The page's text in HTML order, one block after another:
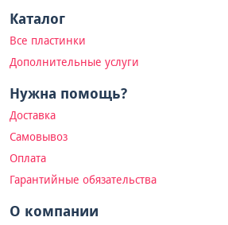
Каталог
Все пластинки
Дополнительные услуги
Нужна помощь?
Доставка
Самовывоз
Оплата
Гарантийные обязательства
О компании